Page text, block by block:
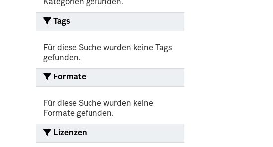
Kategorien gefunden.
Tags
Für diese Suche wurden keine Tags
gefunden.
Formate
Für diese Suche wurden keine
Formate gefunden.
Lizenzen